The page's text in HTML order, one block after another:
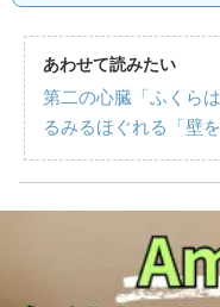
あわせて読みたい
第二の心臓「ふくら
るみるほぐれる「壁